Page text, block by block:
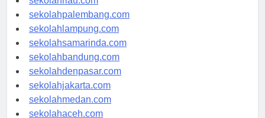
sekolahriau.com
sekolahpalembang.com
sekolahlampung.com
sekolahsamarinda.com
sekolahbandung.com
sekolahdenpasar.com
sekolahjakarta.com
sekolahmedan.com